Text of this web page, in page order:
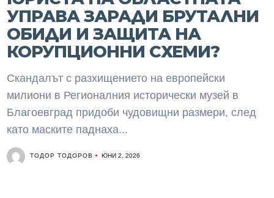
УПРАВА ЗАРАДИ БРУТАЛНИ
ОБИДИ И ЗАЩИТА НА
КОРУПЦИОННИ СХЕМИ?
Скандалът с разхищението на европейски
милиони в Регионалния исторически музей в
Благоевград придоби чудовищни размери, след
като маските паднаха...
ТОДОР ТОДОРОВ ЮНИ 2, 2026